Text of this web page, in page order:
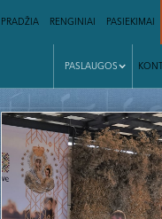
PRADŽIA RENGINIAI PASIEKIMAI
PASLAUGOS
|